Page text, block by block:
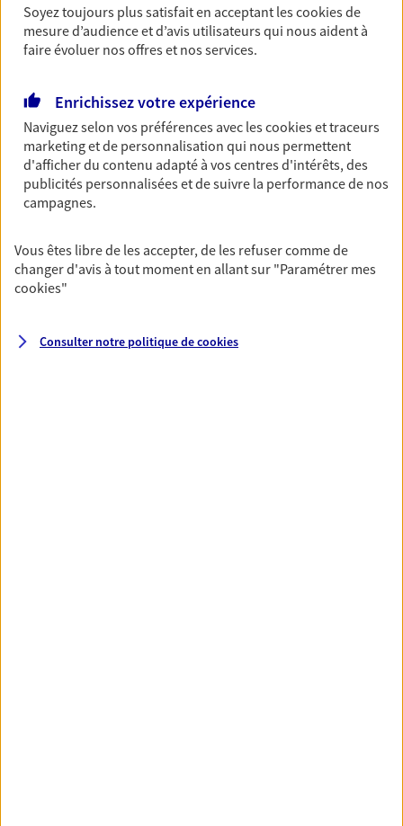
N° Orias * (orias.fr) : 07017468
Benjamin Tuil
Conseiller AXA Epargne et Protection
94370 Sucy En Brie
Soyez toujours plus satisfait en acceptant lescookiesde
mesure d’audience et d’avis utilisateurs qui nous aident à
faire évoluer nos offres et nos services.
Enrichissez votre expérience
Naviguez selon vos préférences avec lescookies et traceurs
marketing et de personnalisation qui nous permettent
d'afficher du contenu adapté à vos centres d'intérêts, des
publicités personnalisées et de suivre la performance de nos
campagnes.
Vous êtes libre de les accepter, de les refuser comme de
changer d'avis à tout moment en allant sur "Paramétrer mes
cookies"
Consulter notre politique decookies